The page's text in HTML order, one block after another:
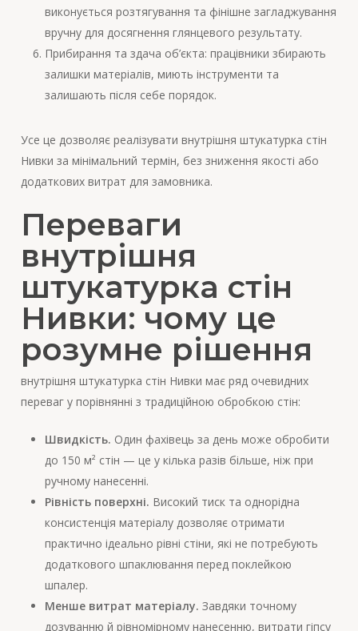
виконується розтягування та фінішне загладжування
вручну для досягнення глянцевого результату.
Прибирання та здача об’єкта: працівники збирають
залишки матеріалів, миють інструменти та
залишають після себе порядок.
Усе це дозволяє реалізувати внутрішня штукатурка стін
Нивки за мінімальний термін, без зниження якості або
додаткових витрат для замовника.
Переваги
внутрішня
штукатурка стін
Нивки: чому це
розумне рішення
внутрішня штукатурка стін Нивки має ряд очевидних
переваг у порівнянні з традиційною обробкою стін:
Швидкість. Один фахівець за день може обробити
до 150 м² стін — це у кілька разів більше, ніж при
ручному нанесенні.
Рівність поверхні. Високий тиск та однорідна
консистенція матеріалу дозволяє отримати
практично ідеально рівні стіни, які не потребують
додаткового шпаклювання перед поклейкою
шпалер.
Менше витрат матеріалу. Завдяки точному
дозуванню й рівномірному нанесенню, витрати гіпсу